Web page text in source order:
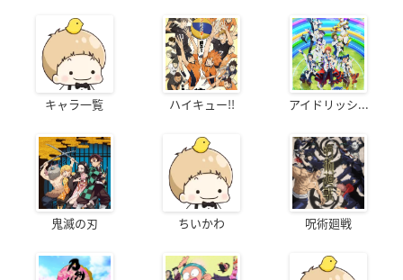
キャラ一覧 ハイキュー!! アイドリッシ...
鬼滅の刃 ちいかわ 呪術廻戦